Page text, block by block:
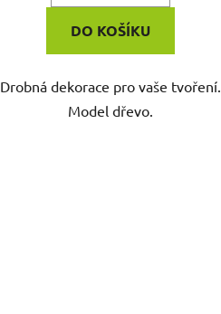
DO KOŠÍKU
Drobná dekorace pro vaše tvoření.
Model dřevo.